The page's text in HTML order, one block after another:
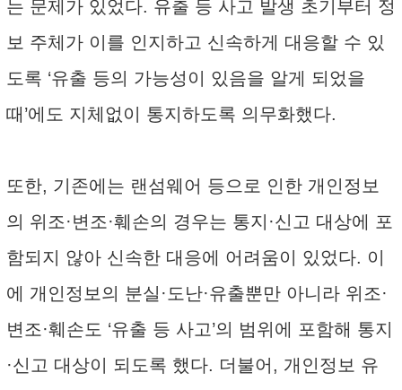
는 문제가 있었다. 유출 등 사고 발생 초기부터 정
보 주체가 이를 인지하고 신속하게 대응할 수 있
도록 ‘유출 등의 가능성이 있음을 알게 되었을
때’에도 지체없이 통지하도록 의무화했다.
또한, 기존에는 랜섬웨어 등으로 인한 개인정보
의 위조·변조·훼손의 경우는 통지·신고 대상에 포
함되지 않아 신속한 대응에 어려움이 있었다. 이
에 개인정보의 분실·도난·유출뿐만 아니라 위조·
변조·훼손도 ‘유출 등 사고’의 범위에 포함해 통지
·신고 대상이 되도록 했다. 더불어, 개인정보 유